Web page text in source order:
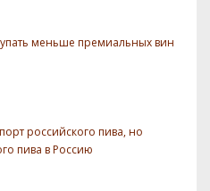
меньше премиальных вин
российского пива, но
пива в Россию